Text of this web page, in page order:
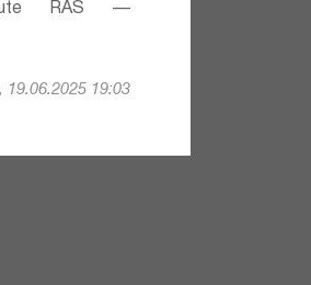
RAS —
19:03